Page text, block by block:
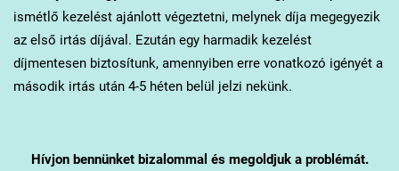
ismétlő kezelést ajánlott végeztetni, melynek díja megegyezik
az első irtás díjával. Ezután egy harmadik kezelést
díjmentesen biztosítunk, amennyiben erre vonatkozó igényét a
második irtás után 4-5 héten belül jelzi nekünk.
Hívjon bennünket bizalommal és megoldjuk a problémát.